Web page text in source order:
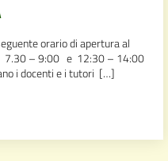
orario di apertura al
7.30 – 9:00 e 12:30 – 14:00
i docenti e i tutori […]